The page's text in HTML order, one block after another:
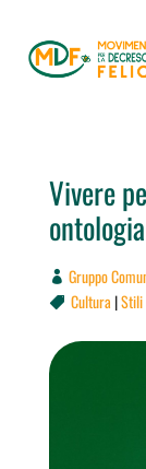
Vivere
Gruppo
 Cultura |Stili